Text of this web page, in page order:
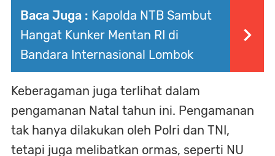
Baca Juga : Kapolda NTB Sambut
Hangat Kunker Mentan RI di
Bandara Internasional Lombok
Keberagaman juga terlihat dalam
pengamanan Natal tahun ini. Pengamanan
tak hanya dilakukan oleh Polri dan TNI,
tetapi juga melibatkan ormas, seperti NU